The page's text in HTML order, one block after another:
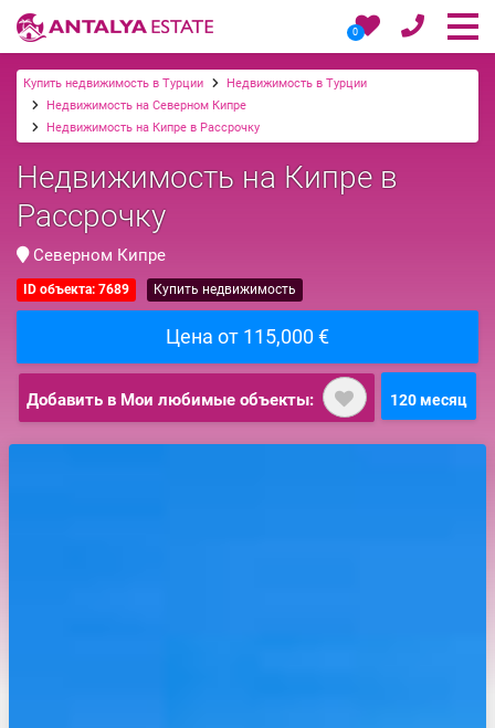
0
Купить недвижимость в Турции
Недвижимость в Турции
Недвижимость на Северном Кипре
Недвижимость на Кипре в Рассрочку
Недвижимость на Кипре в
Рассрочку
Северном Кипре
ID объекта: 7689 Купить недвижимость
Цена от 115,000 €
Добавить в Мои любимые объекты: 120 месяц